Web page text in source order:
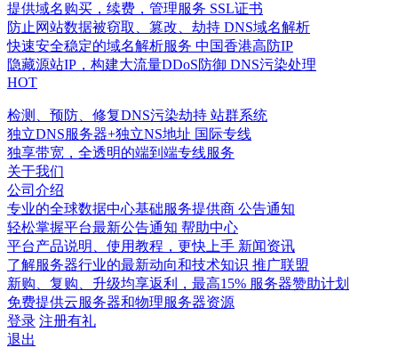
提供域名购买，续费，管理服务 SSL证书
防止网站数据被窃取、篡改、劫持 DNS域名解析
快速安全稳定的域名解析服务 中国香港高防IP
隐藏源站IP，构建大流量DDoS防御 DNS污染处理
HOT
检测、预防、修复DNS污染劫持 站群系统
独立DNS服务器+独立NS地址 国际专线
独享带宽，全透明的端到端专线服务
关于我们
公司介绍
专业的全球数据中心基础服务提供商 公告通知
轻松掌握平台最新公告通知 帮助中心
平台产品说明、使用教程，更快上手 新闻资讯
了解服务器行业的最新动向和技术知识 推广联盟
新购、复购、升级均享返利，最高15% 服务器赞助计划
免费提供云服务器和物理服务器资源
登录 注册有礼
退出